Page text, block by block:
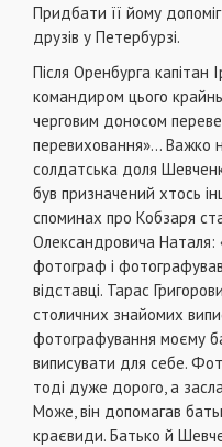
Придбати її йому
друзів у Петербурзі.
Після Оренбурга капітан
командиром цього
черговим доносом
перевиховання»… Важко
солдатська доля
був призначений хтось
споминах про Кобзаря
Олександровича Наталя:
фотограф і
відставці. Тарас
столичних знайомих
фотографування моєму
виписувати для себе.
тоді дуже дорого, а
Може, він допомагав
краєвиди. Батько й